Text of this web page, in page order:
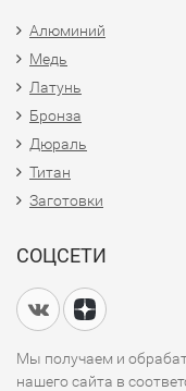
Алюминий
Медь
Латунь
Бронза
Дюраль
Титан
Заготовки
СОЦСЕТИ
Мы получаем и
нашего сайта в